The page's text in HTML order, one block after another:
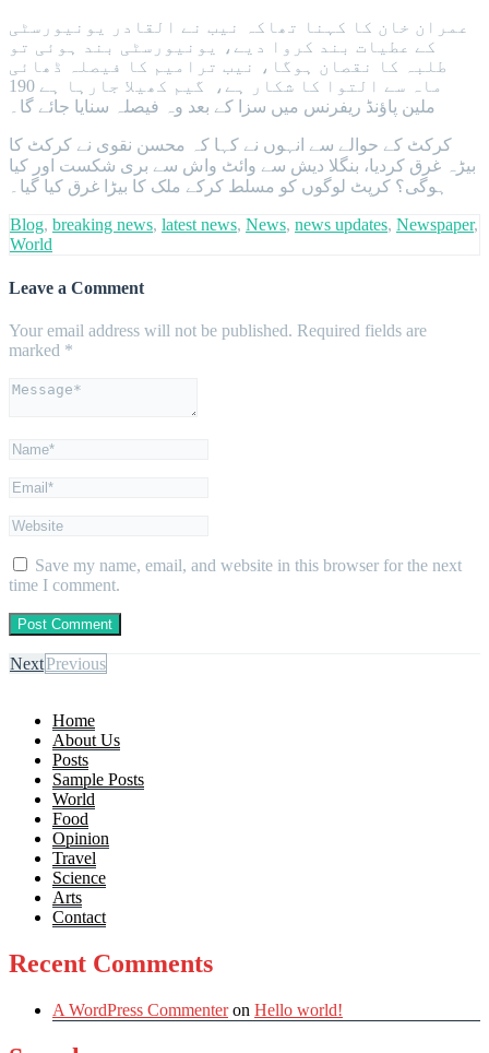
عمران خان کا کہنا تھاکہ نیب نے القادر یونیورسٹی
کے عطیات بند کروا دیے، یونیورسٹی بند ہوئی تو
طلبہ کا نقصان ہوگا، نیب ترامیم کا فیصلہ ڈھائی
ماہ سے التوا کا شکار ہے، گیم کھیلا جارہا ہے 190
ملین پاؤنڈ ریفرنس میں سزا کے بعد وہ فیصلہ سنایا جائے گا۔
کرکٹ کے حوالے سے انہوں نے کہا کہ محسن نقوی نے کرکٹ کا
بیڑہ غرق کردیا، بنگلا دیش سے وائٹ واش سے بری شکست اور کیا
ہوگی؟ کرپٹ لوگوں کو مسلط کرکے ملک کا بیڑا غرق کیا گیا۔
Blog, breaking news, latest news, News, news updates, Newspaper,
World
Leave a Comment
Your email address will not be published. Required fields are
marked *
Save my name, email, and website in this browser for the next
time I comment.
NextPrevious
Home
About Us
Posts
Sample Posts
World
Food
Opinion
Travel
Science
Arts
Contact
Recent Comments
A WordPress Commenteron Hello world!